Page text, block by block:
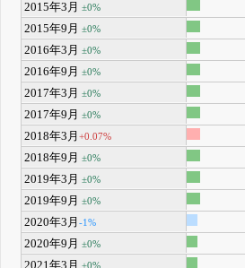
2015年3月±0%
2015年9月±0%
2016年3月±0%
2016年9月±0%
2017年3月±0%
2017年9月±0%
2018年3月+0.07%
2018年9月±0%
2019年3月±0%
2019年9月±0%
2020年3月-1%
2020年9月±0%
2021年3月±0%